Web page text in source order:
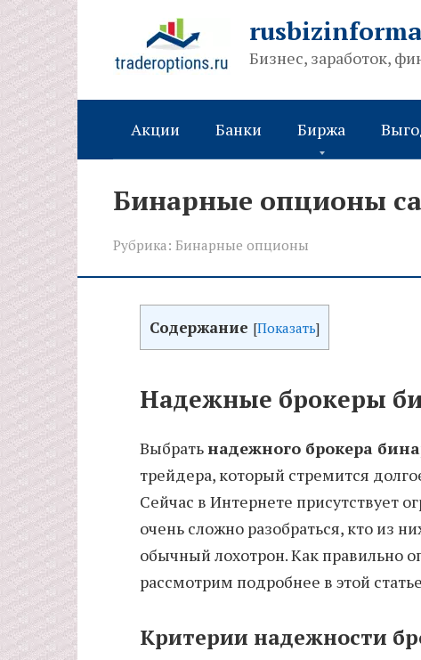
контенту
Бизнес, заработок,
Акции Банки Биржа
Бинарные опционы
Рубрика: Бинарные опционы
Содержание [Показать]
Надежные брокеры
Выбратьнадежного брокера
трейдера, который стремится
Сейчас в Интернете присутствует
очень сложно разобраться, кто из
обычный лохотрон. Как правильно
рассмотрим подробнее в этой
Критерии надежности